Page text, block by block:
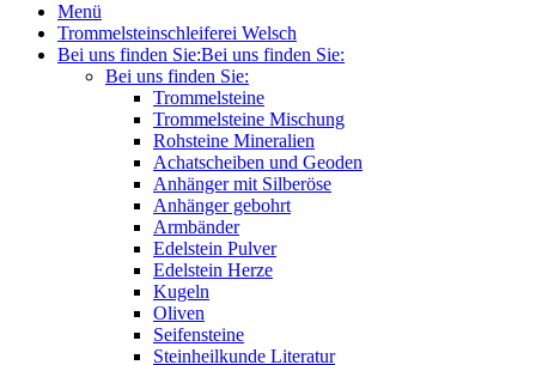
Menü
Trommelsteinschleiferei Welsch
Bei uns finden Sie:Bei uns finden Sie:
Bei uns finden Sie:
Trommelsteine
Trommelsteine Mischung
Rohsteine Mineralien
Achatscheiben und Geoden
Anhänger mit Silberöse
Anhänger gebohrt
Armbänder
Edelstein Pulver
Edelstein Herze
Kugeln
Oliven
Seifensteine
Steinheilkunde Literatur